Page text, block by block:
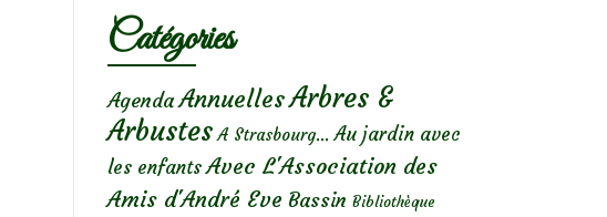
Catégories
Agenda AnnuellesArbres &
Arbustes A Strasbourg... Au jardin avec
les enfants Avec L'Association des
Amis d'André Eve Bassin Bibliothèque